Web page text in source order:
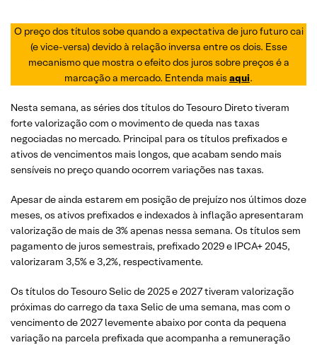
O preço dos títulos sobe quando a expectativa de juro futuro cai
(e vice-versa) devido à relação inversa entre os dois. Esse
mecanismo que mostra o efeito dos juros sobre preços é a
marcação a mercado. Entenda mais aqui.
Nesta semana, as séries dos títulos do Tesouro Direto tiveram
forte valorização com o movimento de queda nas taxas
negociadas no mercado. Principal para os títulos prefixados e
ativos de vencimentos mais longos, que acabam sendo mais
sensíveis no preço quando ocorrem variações nas taxas.
Apesar de ainda estarem em posição de prejuízo nos últimos doze
meses, os ativos prefixados e indexados à inflação apresentaram
valorização de mais de 3% apenas nessa semana. Os títulos sem
pagamento de juros semestrais, prefixado 2029 e IPCA+ 2045,
valorizaram 3,5% e 3,2%, respectivamente.
Os títulos do Tesouro Selic de 2025 e 2027 tiveram valorização
próximas do carrego da taxa Selic de uma semana, mas com o
vencimento de 2027 levemente abaixo por conta da pequena
variação na parcela prefixada que acompanha a remuneração